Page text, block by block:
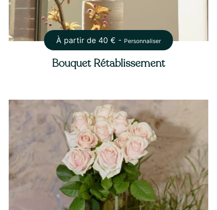
À partir de 40 € - Personnaliser
Bouquet Rétablissement